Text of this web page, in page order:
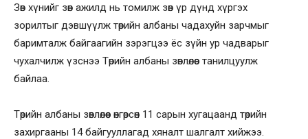
Зөв хүнийг зөв ажилд нь томилж зөв үр дүнд хүргэх
зорилтыг дэвшүүлж төрийн албаны чадахуйн зарчмыг
баримталж байгаагийн зэрэгцээ ёс зүйн ур чадварыг
чухалчилж үзснээ Төрийн албаны зөвлөлөөс танилцуулж
байлаа.
Төрийн албаны зөвлөлөөс өнгөрсөн 11 сарын хугацаанд төрийн
захиргааны 14 байгууллагад хяналт шалгалт хийжээ.